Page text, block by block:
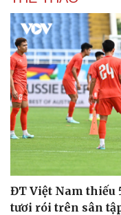
ĐT Việt Nam thiếu
tươi rói trên sân